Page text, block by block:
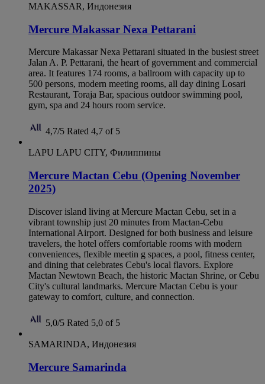
MAKASSAR, Индонезия
Mercure Makassar Nexa Pettarani
Mercure Makassar Nexa Pettarani situated in the busiest street
Jalan A. P. Pettarani, the heart of government and commercial
area. It features 174 rooms, a ballroom with capacity up to
500 persons, modern meeting rooms, all day dining Losari
Restaurant, Toraja Bar, spacious outdoor swimming pool,
gym, spa and 24 hours room service.
4,7/5 Rated 4,7 of 5
LAPU LAPU CITY, Филиппины
Mercure Mactan Cebu (Opening November
2025)
Discover island living at Mercure Mactan Cebu, set in a
vibrant township just 20 minutes from Mactan-Cebu
International Airport. Designed for both business and leisure
travelers, the hotel offers comfortable rooms with modern
conveniences, flexible meetin g spaces, a pool, fitness center,
and dining that celebrates Cebu's local flavors. Explore
Mactan Newtown Beach, the historic Mactan Shrine, or Cebu
City's cultural landmarks. Mercure Mactan Cebu is your
gateway to comfort, culture, and connection.
5,0/5 Rated 5,0 of 5
SAMARINDA, Индонезия
Mercure Samarinda